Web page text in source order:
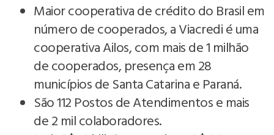
Maior cooperativa de crédito do Brasil em
número de cooperados, a Viacredi é uma
cooperativa Ailos, com mais de 1 milhão
de cooperados, presença em 28
municípios de Santa Catarina e Paraná.
São 112 Postos de Atendimentos e mais
de 2 mil colaboradores.